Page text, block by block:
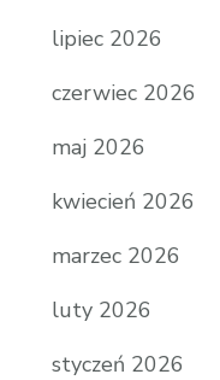
lipiec 2026
czerwiec 2026
maj 2026
kwiecień 2026
marzec 2026
luty 2026
styczeń 2026